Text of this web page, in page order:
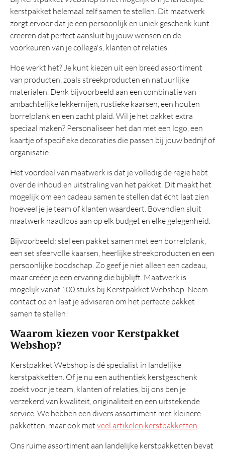
kerstpakket helemaal zelf samen te stellen. Dit maatwerk
zorgt ervoor dat je een persoonlijk en uniek geschenk kunt
creëren dat perfect aansluit bij jouw wensen en de
voorkeuren van je collega's, klanten of relaties.
Hoe werkt het? Je kunt kiezen uit een breed assortiment
van producten, zoals streekproducten en natuurlijke
materialen. Denk bijvoorbeeld aan een combinatie van
ambachtelijke lekkernijen, rustieke kaarsen, een houten
borrelplank en een zacht plaid. Wil je het pakket extra
speciaal maken? Personaliseer het dan met een logo, een
kaartje of specifieke decoraties die passen bij jouw bedrijf of
organisatie.
Het voordeel van maatwerk is dat je volledig de regie hebt
over de inhoud en uitstraling van het pakket. Dit maakt het
mogelijk om een cadeau samen te stellen dat écht laat zien
hoeveel je je team of klanten waardeert. Bovendien sluit
maatwerk naadloos aan op elk budget en elke gelegenheid.
Bijvoorbeeld: stel een pakket samen met een borrelplank,
een set sfeervolle kaarsen, heerlijke streekproducten en een
persoonlijke boodschap. Zo geef je niet alleen een cadeau,
maar creëer je een ervaring die bijblijft. Maatwerk is
mogelijk vanaf 100 stuks bij Kerstpakket Webshop. Neem
contact op en laat je adviseren om het perfecte pakket
samen te stellen!
Waarom kiezen voor Kerstpakket
Webshop?
Kerstpakket Webshop is dé specialist in landelijke
kerstpakketten. Of je nu een authentiek kerstgeschenk
zoekt voor je team, klanten of relaties, bij ons ben je
verzekerd van kwaliteit, originaliteit en een uitstekende
service. We hebben een divers assortiment met kleinere
pakketten, maar ook met veel artikelen kerstpakketten.
Ons ruime assortiment aan landelijke kerstpakketten bevat